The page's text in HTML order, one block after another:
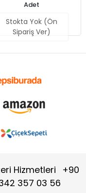
(Ön
Ver)
Hizmetleri
+90
357 03 56